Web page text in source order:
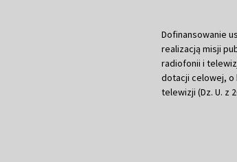
Dofinansowanie
realizacją misji
radiofonii i
dotacji celowej, o
telewizji (Dz. U. z